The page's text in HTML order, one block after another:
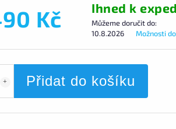
Kč Ihned k
Můžeme doručit do:
10.8.2026
Možnosti
Přidat do košíku